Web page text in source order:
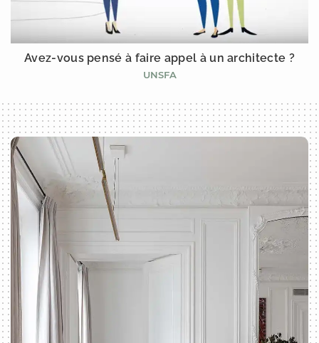
Avez-vous pensé à faire appel à un architecte ?
UNSFA